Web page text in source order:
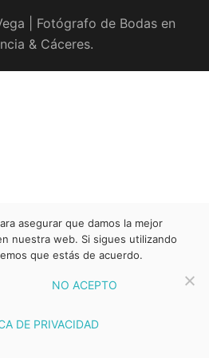
| Fotógrafo de Bodas en
& Cáceres.
asegurar que damos la mejor
nuestra web. Si sigues utilizando
que estás de acuerdo.
NO ACEPTO
DE PRIVACIDAD